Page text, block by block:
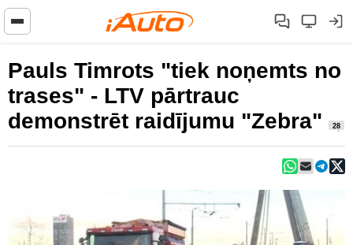
Pauls Timrots "tiek noņemts no
trases" - LTV pārtrauc
demonstrēt raidījumu "Zebra"
28